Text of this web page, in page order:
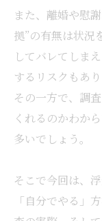
また、離婚や慰
拠”の有無は状況
してバレてしま
するリスクもあり
その一方で、調
くれるのかわか
多いでしょう。
そこで今回は、
「自分でやる」